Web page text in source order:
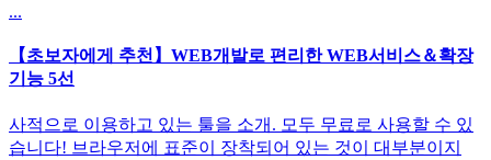
...
【초보자에게 추천】WEB개발로 편리한 WEB서비스＆확장
기능 5선
사적으로 이용하고 있는 툴을 소개. 모두 무료로 사용할 수 있
습니다! 브라우저에 표준이 장착되어 있는 것이 대부분이지